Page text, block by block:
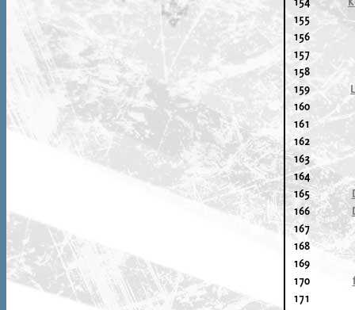
155
156
157
158
159
160
161
162
163
164
165
166
167
168
169
170
171